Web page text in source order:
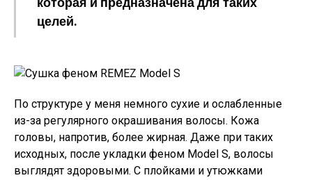
целей.
По структуре у меня немного сухие и ослабленные
из-за регулярного окрашивания волосы. Кожа
головы, напротив, более жирная. Даже при таких
исходных, после укладки феном Model S, волосы
выглядят здоровыми. С плойками и утюжками